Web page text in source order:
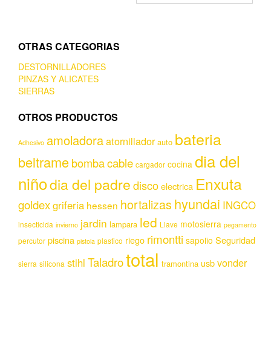
OTRAS CATEGORIAS
DESTORNILLADORES
PINZAS Y ALICATES
SIERRAS
OTROS PRODUCTOS
Adhesivo amoladoraatornillador auto bateria
beltramebombacable cargador cocina dia del
niñodia del padrediscoelectrica Enxuta
goldexgriferia hessen hortalizas hyundai INGCO
insecticida invierno jardin lampara led Llave motosierra pegamento
percutor piscina pistola plastico riego rimontti sapolio Seguridad
sierra silicona stihl Taladrototal tramontina usbvonder